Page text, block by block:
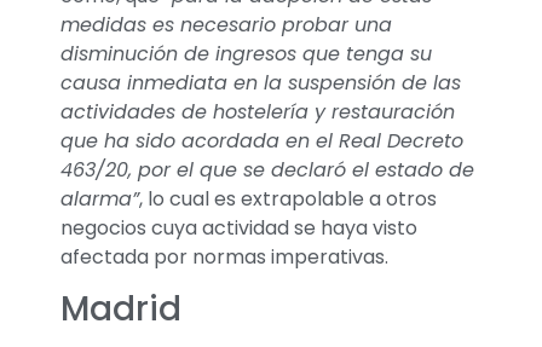
medidas es necesario probar una
disminución de ingresos que tenga su
causa inmediata en la suspensión de las
actividades de hostelería y restauración
que ha sido acordada en el Real Decreto
463/20, por el que se declaró el estado de
alarma”, lo cual es extrapolable a otros
negocios cuya actividad se haya visto
afectada por normas imperativas.
Madrid